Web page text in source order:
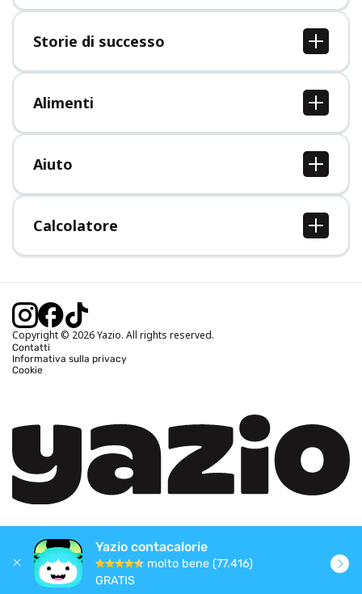
Chi siamo
Lavori
Stampa
Storie di successo
Tutte le storie di successo
Alimenti
Tutti i cibi
Aiuto
Centro assistenza
Calcolatore
Calcolo BMI (IMC)
Calcolo peso ideale
Calcolo calorie bruciate
Copyright © 2026 Yazio. All rights reserved.
Contatti
Informativa sulla privacy
Cookie
Yazio contacalorie
molto bene (77.416)
GRATIS